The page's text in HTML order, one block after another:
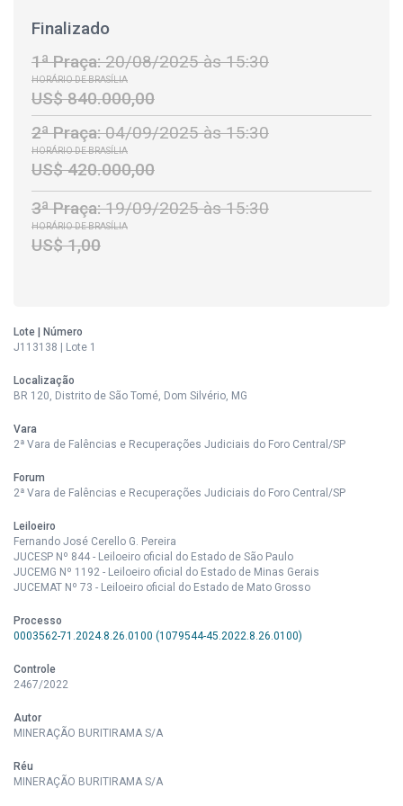
Finalizado
1ª Praça:20/08/2025 às 15:30
HORÁRIO DE BRASÍLIA
US$ 840.000,00
2ª Praça:04/09/2025 às 15:30
HORÁRIO DE BRASÍLIA
US$ 420.000,00
3ª Praça:19/09/2025 às 15:30
HORÁRIO DE BRASÍLIA
US$ 1,00
Lote | Número
J113138 | Lote 1
Localização
BR 120, Distrito de São Tomé, Dom Silvério, MG
Vara
2ª Vara de Falências e Recuperações Judiciais do Foro Central/SP
Forum
2ª Vara de Falências e Recuperações Judiciais do Foro Central/SP
Leiloeiro
Fernando José Cerello G. Pereira
JUCESP Nº 844 - Leiloeiro oficial do Estado de São Paulo
JUCEMG Nº 1192 - Leiloeiro oficial do Estado de Minas Gerais
JUCEMAT Nº 73 - Leiloeiro oficial do Estado de Mato Grosso
Processo
0003562-71.2024.8.26.0100 (1079544-45.2022.8.26.0100)
Controle
2467/2022
Autor
MINERAÇÃO BURITIRAMA S/A
Réu
MINERAÇÃO BURITIRAMA S/A